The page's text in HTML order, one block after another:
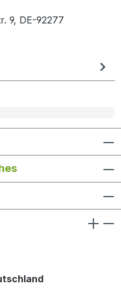
9, DE-92277